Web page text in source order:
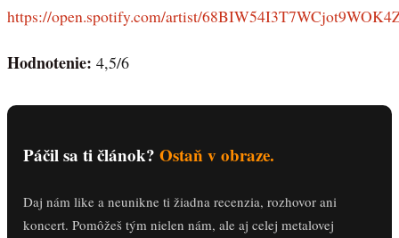
https://open.spotify.com/artist/
Hodnotenie: 4,5/6
Páčil sa ti článok? Ostaň v obraze.
Daj nám like a neunikne ti žiadna recenzia, rozhovor ani
koncert. Pomôžeš tým nielen nám, ale aj celej metalovej